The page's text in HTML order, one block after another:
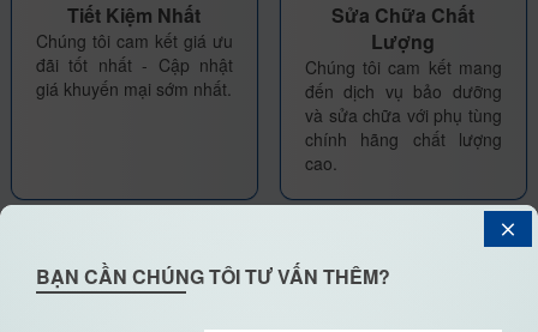
BẠN CẦN CHÚNG TÔI TƯ VẤN THÊM?
Tiết Kiệm Nhất
Chúng tôi cam kết giá ưu
đãi tốt nhất - Cập nhật
giá khuyến mại sớm nhất.
Sửa Chữa Chất
Lượng
Chúng tôi cam kết mang
đến dịch vụ bảo dưỡng
và sửa chữa với phụ tùng
chính hãng chất lượng
cao.